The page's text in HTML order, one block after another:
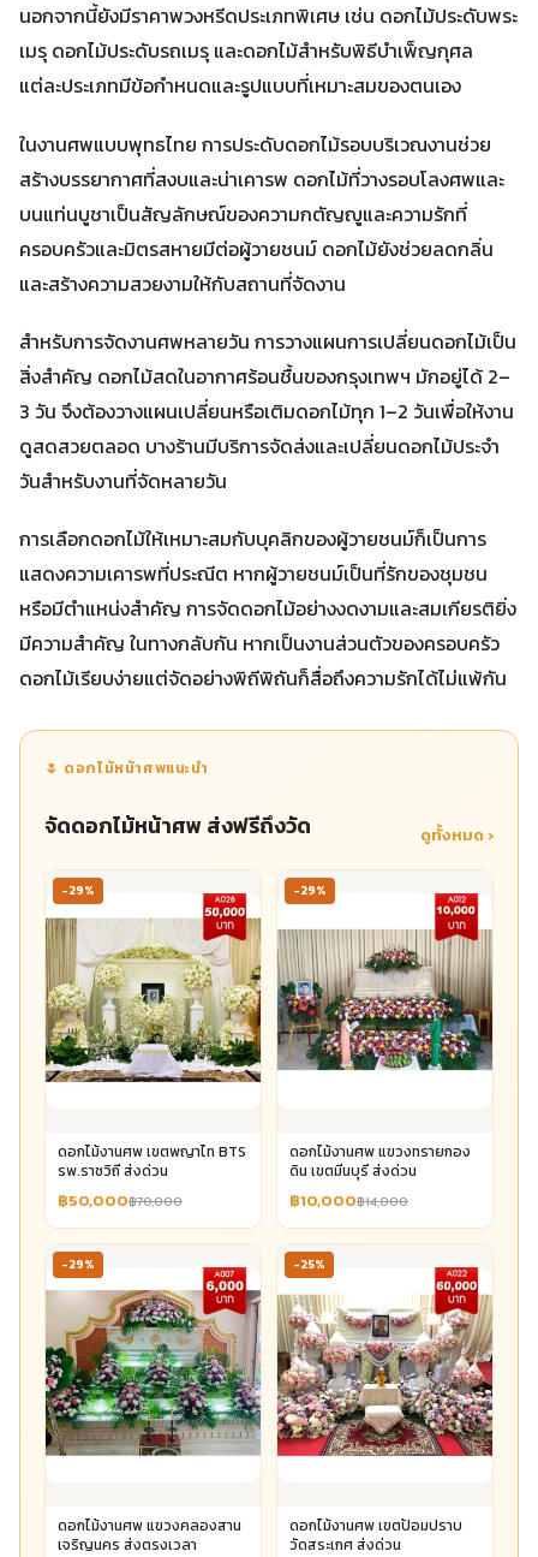
นอกจากนี้ยังมีราคาพวงหรีดประเภทพิเศษ เช่น ดอกไม้ประดับพระ
เมรุ ดอกไม้ประดับรถเมรุ และดอกไม้สำหรับพิธีบำเพ็ญกุศล
แต่ละประเภทมีข้อกำหนดและรูปแบบที่เหมาะสมของตนเอง
ในงานศพแบบพุทธไทย การประดับดอกไม้รอบบริเวณงานช่วย
สร้างบรรยากาศที่สงบและน่าเคารพ ดอกไม้ที่วางรอบโลงศพและ
บนแท่นบูชาเป็นสัญลักษณ์ของความกตัญญูและความรักที่
ครอบครัวและมิตรสหายมีต่อผู้วายชนม์ ดอกไม้ยังช่วยลดกลิ่น
และสร้างความสวยงามให้กับสถานที่จัดงาน
สำหรับการจัดงานศพหลายวัน การวางแผนการเปลี่ยนดอกไม้เป็น
สิ่งสำคัญ ดอกไม้สดในอากาศร้อนชื้นของกรุงเทพฯ มักอยู่ได้ 2–
3 วัน จึงต้องวางแผนเปลี่ยนหรือเติมดอกไม้ทุก 1–2 วันเพื่อให้งาน
ดูสดสวยตลอด บางร้านมีบริการจัดส่งและเปลี่ยนดอกไม้ประจำ
วันสำหรับงานที่จัดหลายวัน
การเลือกดอกไม้ให้เหมาะสมกับบุคลิกของผู้วายชนม์ก็เป็นการ
แสดงความเคารพที่ประณีต หากผู้วายชนม์เป็นที่รักของชุมชน
หรือมีตำแหน่งสำคัญ การจัดดอกไม้อย่างงดงามและสมเกียรติยิ่ง
มีความสำคัญ ในทางกลับกัน หากเป็นงานส่วนตัวของครอบครัว
ดอกไม้เรียบง่ายแต่จัดอย่างพิถีพิถันก็สื่อถึงความรักได้ไม่แพ้กัน
🌷 ดอกไม้หน้าศพแนะนำ
จัดดอกไม้หน้าศพ ส่งฟรีถึงวัด ดูทั้งหมด ›
-29%
ดอกไม้งานศพ เขตพญาไท BTS
รพ.ราชวิถี ส่งด่วน
฿50,000฿70,000
-29%
ดอกไม้งานศพ แขวงทรายกอง
ดิน เขตมีนบุรี ส่งด่วน
฿10,000฿14,000
-29%
ดอกไม้งานศพ แขวงคลองสาน
เจริญนคร ส่งตรงเวลา
-25%
ดอกไม้งานศพ เขตป้อมปราบ
วัดสระเกศ ส่งด่วน